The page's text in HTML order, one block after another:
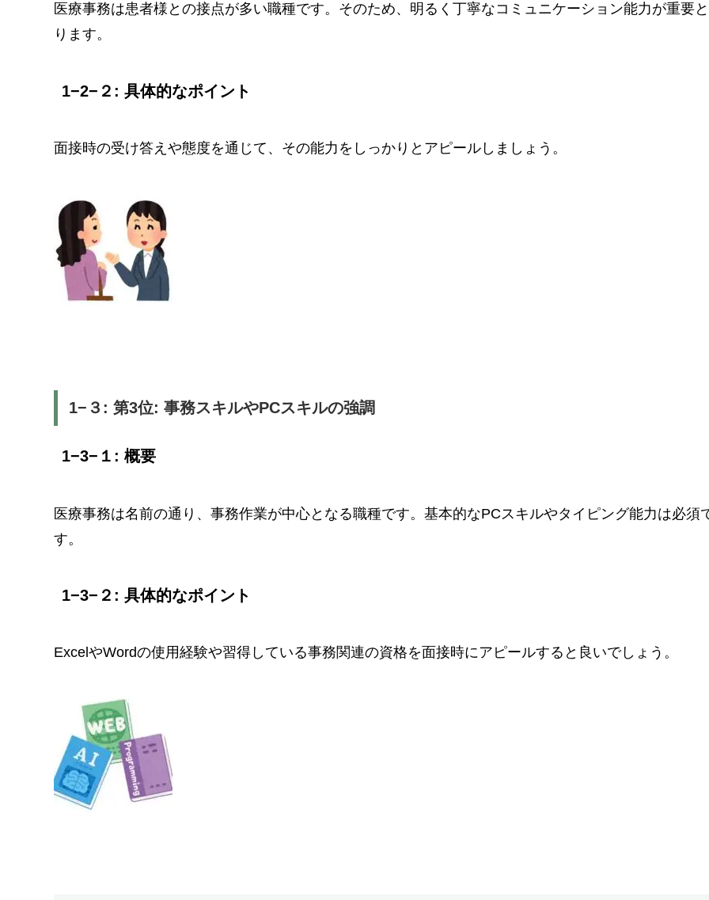
医療事務は患者様との接点が多い職種です。そのため、明るく丁寧なコミュニケーション能力が重要
ります。
1−2−２: 具体的なポイント
面接時の受け答えや態度を通じて、その能力をしっかりとアピールしましょう。
1−３: 第3位: 事務スキルやPCスキルの強調
1−3−１: 概要
医療事務は名前の通り、事務作業が中心となる職種です。基本的なPCスキルやタイピング能力は必須
す。
1−3−２: 具体的なポイント
ExcelやWordの使用経験や習得している事務関連の資格を面接時にアピールすると良いでしょう。